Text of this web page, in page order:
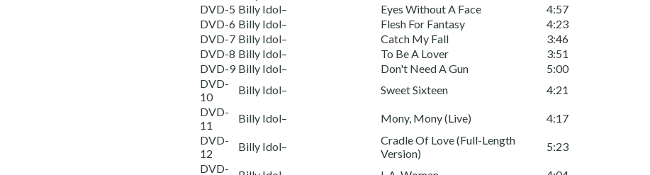
DVD-5 Billy Idol– Eyes Without A Face
4:57
DVD-6 Billy Idol– Flesh For Fantasy
4:23
DVD-7 Billy Idol– Catch My Fall
3:46
DVD-8 Billy Idol– To Be A Lover
3:51
DVD-9 Billy Idol– Don't Need A Gun
5:00
DVD-
10
Billy Idol– Sweet Sixteen
4:21
DVD-
11
Billy Idol– Mony, Mony (Live)
4:17
DVD-
12
Billy Idol–
Cradle Of Love (Full-Length
Version)
5:23
DVD-